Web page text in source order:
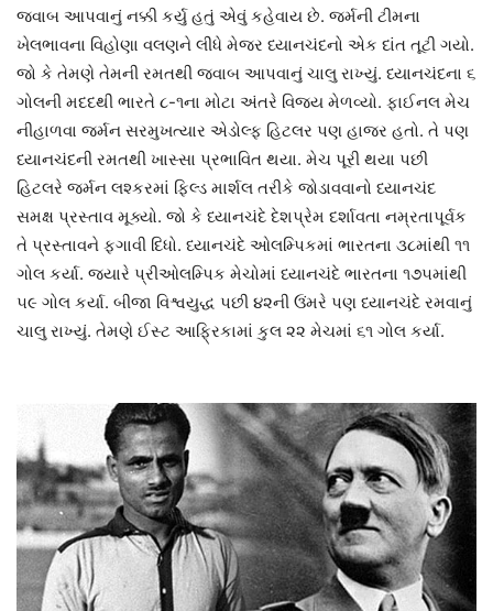
જવાબ આપવાનું નક્કી કર્યુ હતું એવું કહેવાય છે. જર્મની ટીમના
ખેલભાવના વિહોણા વલણને લીધે મેજર ધ્યાનચંદનો એક દાંત તૂટી ગયો.
જો કે તેમણે તેમની રમતથી જવાબ આપવાનું ચાલુ રાખ્યું. ધ્યાનચંદના ૬
ગોલની મદદથી ભારતે ૮-૧ના મોટા અંતરે વિજય મેળવ્યો. ફાઈનલ મેચ
નીહાળવા જર્મન સરમુખત્યાર એડોલ્ફ હિટલર પણ હાજર હતો. તે પણ
ધ્યાનચંદની રમતથી ખાસ્સા પ્રભાવિત થયા. મેચ પૂરી થયા પછી
હિટલરે જર્મન લશ્કરમાં ફિલ્ડ માર્શલ તરીકે જોડાવવાનો ધ્યાનચંદ
સમક્ષ પ્રસ્તાવ મૂક્યો. જો કે ધ્યાનચંદે દેશપ્રેમ દર્શાવતા નમ્રતાપૂર્વક
તે પ્રસ્તાવને ફગાવી દિધો. ધ્યાનચંદે ઓલમ્પિકમાં ભારતના ૩૮માંથી ૧૧
ગોલ કર્યા. જ્યારે પ્રીઓલમ્પિક મેચોમાં ધ્યાનચંદે ભારતના ૧૭૫માંથી
૫૯ ગોલ કર્યા. બીજા વિશ્વયુદ્ધ પછી ૪૨ની ઉંમરે પણ ધ્યાનચંદે રમવાનું
ચાલુ રાખ્યું. તેમણે ઈસ્ટ આફ્રિકામાં કુલ ૨૨ મેચમાં ૬૧ ગોલ કર્યા.